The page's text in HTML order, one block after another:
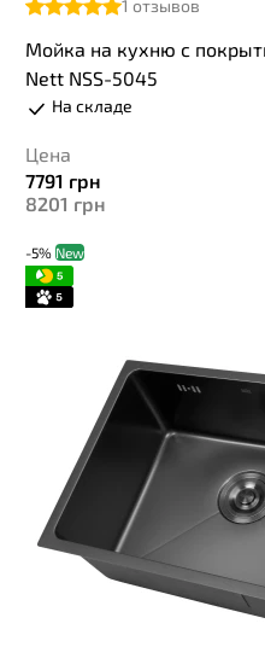
1 отзывов
Мойка на кухню с
Nett NSS-5045
На складе
Цена
7791 грн
8201 грн
-5% New